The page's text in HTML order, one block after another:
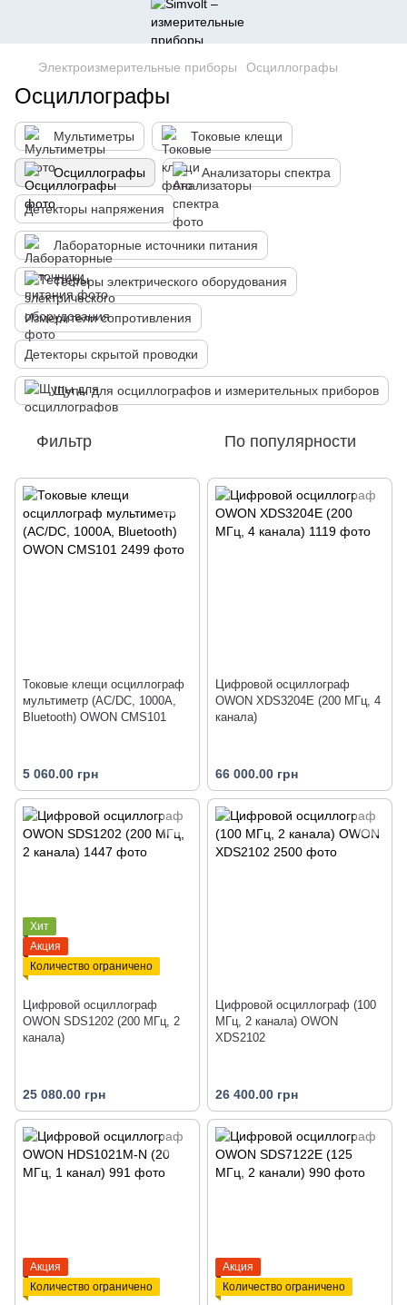
Электроизмерительные приборы Осциллографы
Осциллографы
Мультиметры Токовые клещи
Осциллографы Анализаторы спектра
Детекторы напряжения
Лабораторные источники питания
Тестеры электрического оборудования
Измерители сопротивления
Детекторы скрытой проводки
Щупы для осциллографов и измерительных приборов
Фильтр По популярности
Токовые клещи осциллограф
мультиметр (AC/DC, 1000А,
Bluetooth) OWON CMS101
5 060.00 грн
Цифровой осциллограф
OWON XDS3204E (200 МГц, 4
канала)
66 000.00 грн
Хит
Акция
Количество ограничено
Цифровой осциллограф
OWON SDS1202 (200 МГц, 2
канала)
25 080.00 грн
Цифровой осциллограф (100
МГц, 2 канала) OWON
XDS2102
26 400.00 грн
Акция
Количество ограничено
Акция
Количество ограничено